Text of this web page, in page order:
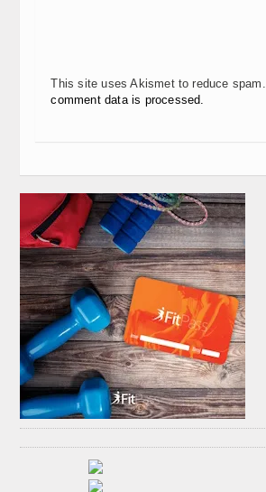
This site uses Akismet to reduce spam.
comment data is processed.